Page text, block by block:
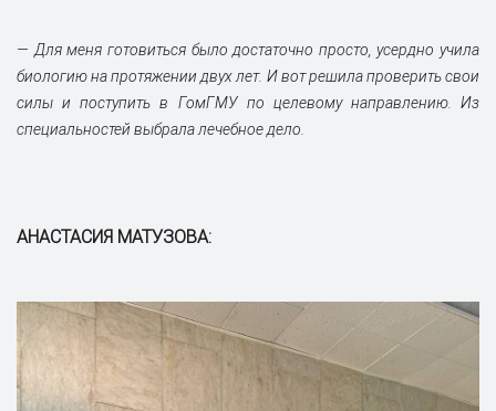
— Для меня готовиться было достаточно просто, усердно учила
биологию на протяжении двух лет. И вот решила проверить свои
силы и поступить в ГомГМУ по целевому направлению. Из
специальностей выбрала лечебное дело.
АНАСТАСИЯ МАТУЗОВА: